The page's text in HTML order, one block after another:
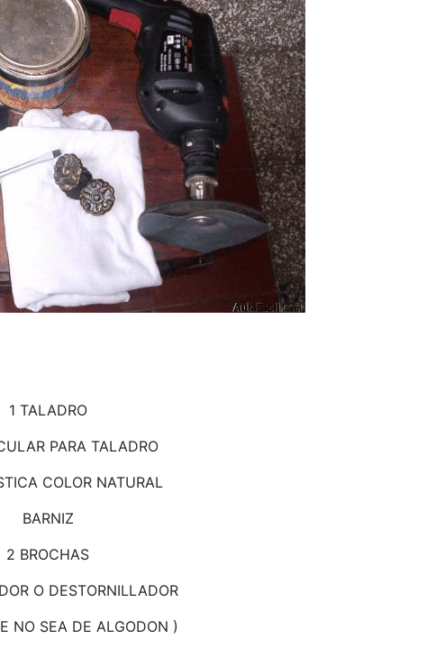
1 TALADRO
PARA TALADRO
COLOR NATURAL
BARNIZ
2 BROCHAS
O DESTORNILLADOR
NO SEA DE ALGODON )